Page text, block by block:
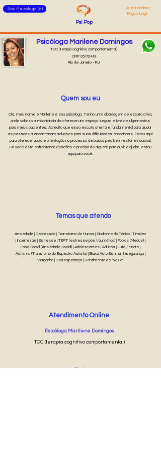
PsiPop
Sou Psicólogo (a) Já é membro?
Faça o Login
Psicóloga Marilene Domingos
CRP 05/72443
Rio de Janeiro - RJ
TCC (terapia cognitivo comportamental)
Quem sou eu
Olá, meu nome é Marilene e sou psicóloga. Tenho uma abordagem de escuta ativa,
onde valorizo a importância de oferecer um espaço seguro e livre de julgamentos
para meus pacientes. Acredito que essa escuta atenta é fundamental para ajudar
as pessoas a encontrarem soluções para suas dificuldades emocionais. Estou aqui
para oferecer apoio e orientação no processo de busca pelo bem-estar emocional.
Se você está enfrentando desafios e precisa de alguém para ouvir e ajudar, estou
aqui para você.
Temas que atendo
Ansiedade | Depressão | Transtorno de Humor | Síndrome do Pânico | Timidez
| Incertezas | Estresse | TEPT (estresse pós traumático) | Fobias (Medos) |
Fobia Social (Ansiedade Social) | Adolescentes | Adultos | Luto / Morte |
Autismo (Transtorno do Espectro Autista) | Baixa Auto Estima | Insegurança |
Vergonha | Desesperança | Sentimento de "vazio"
Atendimento Online
Psicóloga Marilene Domingos
TCC (terapia cognitivo comportamental)